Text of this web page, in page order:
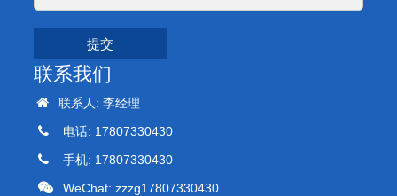
提交
联系我们
联系人: 李经理
电话: 17807330430
手机: 17807330430
WeChat: zzzg17807330430